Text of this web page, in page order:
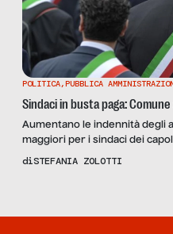
POLITICA,PUBBLICA
Sindaci in busta paga:
Aumentano le indennità degli
maggiori per i sindaci dei
Lungarella: “Aumento non
diSTEFANIA ZOLOTTI